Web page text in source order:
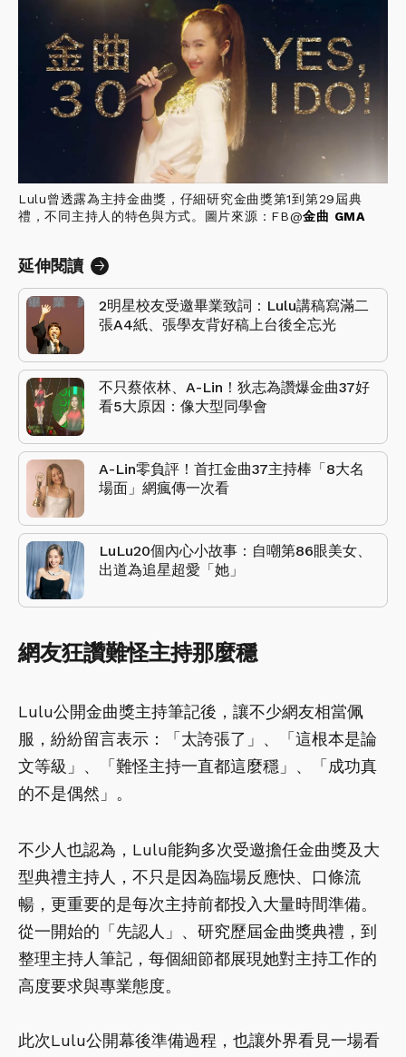
Lulu曾透露為主持金曲獎，仔細研究金曲獎第1到第29屆典
禮，不同主持人的特色與方式。圖片來源：FB@金曲 GMA
延伸閱讀
2明星校友受邀畢業致詞：Lulu講稿寫滿二
張A4紙、張學友背好稿上台後全忘光
不只蔡依林、A-Lin！狄志為讚爆金曲37好
看5大原因：像大型同學會
A-Lin零負評！首扛金曲37主持棒「8大名
場面」網瘋傳一次看
LuLu20個內心小故事：自嘲第86眼美女、
出道為追星超愛「她」
網友狂讚難怪主持那麼穩
Lulu公開金曲獎主持筆記後，讓不少網友相當佩
服，紛紛留言表示：「太誇張了」、「這根本是論
文等級」、「難怪主持一直都這麼穩」、「成功真
的不是偶然」。
不少人也認為，Lulu能夠多次受邀擔任金曲獎及大
型典禮主持人，不只是因為臨場反應快、口條流
暢，更重要的是每次主持前都投入大量時間準備。
從一開始的「先認人」、研究歷屆金曲獎典禮，到
整理主持人筆記，每個細節都展現她對主持工作的
高度要求與專業態度。
此次Lulu公開幕後準備過程，也讓外界看見一場看